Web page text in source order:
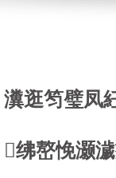
瀵逛笉璧凤
绋嶅悗灏